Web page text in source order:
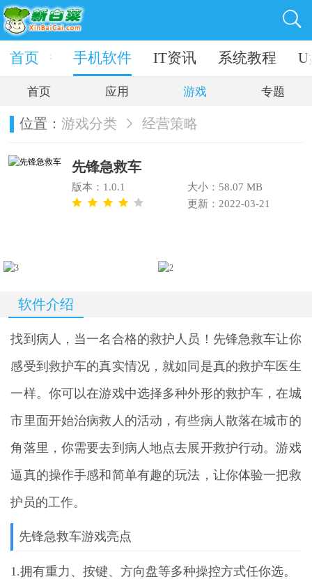
脑软件 手机软件 IT资讯 系统教程 U
首页
首页 应用 游戏 专题
位置： 游戏分类 经营策略
先锋急救车
版本：1.0.1
大小：58.07 MB
更新：2022-03-21
软件介绍
找到病人，当一名合格的救护人员！ 先锋急救车让你
感受到救护车的真实情况，就如同是真的救护车医生
一样。你可以在游戏中选择多种外形的救护车，在城
市里面开始治病救人的活动，有些病人散落在城市的
角落里，你需要去到病人地点去展开救护行动。游戏
逼真的操作手感和简单有趣的玩法，让你体验一把救
护员的工作。
先锋急救车游戏亮点
1.拥有重力、按键、方向盘等多种操控方式任你选。